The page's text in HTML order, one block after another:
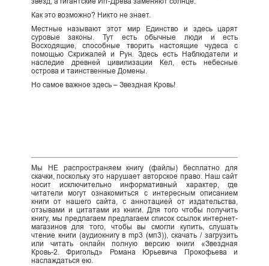
Как это возможно? Никто не знает.
Местные называют этот мир Единство и здесь царят
суровые законы. Тут есть обычные люди и есть
Восходящие, способные творить настоящие чудеса с
помощью Скрижалей и Рун. Здесь есть Наблюдатели и
наследие древней цивилизации Кел, есть небесные
острова и таинственные Домены.
Но самое важное здесь – Звездная Кровь!
Мы НЕ распространяем книгу (файлы) бесплатно для
скачки, поскольку это нарушает авторское право. Наш сайт
носит исключительно информативный характер, где
читатели могут ознакомиться с интересным описанием
книги от нашего сайта, с аннотацией от издательства,
отзывами и цитатами из книги. Для того чтобы получить
книгу, мы предлагаем предлагаем список ссылок интернет-
магазинов для того, чтобы вы смогли купить, слушать
чтение книги (аудиокнигу в mp3 (мп3)), скачать / загрузить
или читать онлайн полную версию книги «Звездная
Кровь-2. Фригольд» Романа Юрьевича Прокофьева и
наслаждаться ею.